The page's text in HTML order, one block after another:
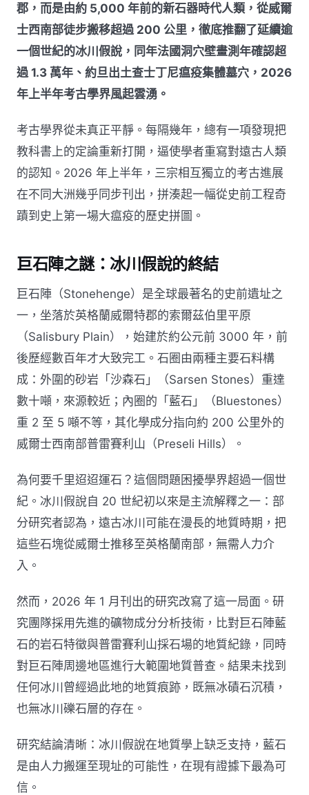
郡，而是由約 5,000 年前的新石器時代人類，從威爾
士西南部徒步搬移超過 200 公里，徹底推翻了延續逾
一個世紀的冰川假說，同年法國洞穴壁畫測年確認超
過 1.3 萬年、約旦出土查士丁尼瘟疫集體墓穴，2026
年上半年考古學界風起雲湧。
考古學界從未真正平靜。每隔幾年，總有一項發現把
教科書上的定論重新打開，逼使學者重寫對遠古人類
的認知。2026 年上半年，三宗相互獨立的考古進展
在不同大洲幾乎同步刊出，拼湊起一幅從史前工程奇
蹟到史上第一場大瘟疫的歷史拼圖。
巨石陣之謎：冰川假說的終結
巨石陣（Stonehenge）是全球最著名的史前遺址之
一，坐落於英格蘭威爾特郡的索爾茲伯里平原
（Salisbury Plain），始建於約公元前 3000 年，前
後歷經數百年才大致完工。石圈由兩種主要石料構
成：外圍的砂岩「沙森石」（Sarsen Stones）重達
數十噸，來源較近；內圈的「藍石」（Bluestones）
重 2 至 5 噸不等，其化學成分指向約 200 公里外的
威爾士西南部普雷賽利山（Preseli Hills）。
為何要千里迢迢運石？這個問題困擾學界超過一個世
紀。冰川假說自 20 世紀初以來是主流解釋之一：部
分研究者認為，遠古冰川可能在漫長的地質時期，把
這些石塊從威爾士推移至英格蘭南部，無需人力介
入。
然而，2026 年 1 月刊出的研究改寫了這一局面。研
究團隊採用先進的礦物成分分析技術，比對巨石陣藍
石的岩石特徵與普雷賽利山採石場的地質紀錄，同時
對巨石陣周邊地區進行大範圍地質普查。結果未找到
任何冰川曾經過此地的地質痕跡，既無冰磧石沉積，
也無冰川礫石層的存在。
研究結論清晰：冰川假說在地質學上缺乏支持，藍石
是由人力搬運至現址的可能性，在現有證據下最為可
信。